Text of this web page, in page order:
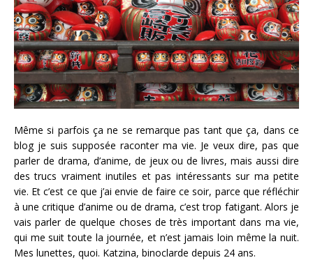
Même si parfois ça ne se remarque pas tant que ça, dans ce
blog je suis supposée raconter ma vie. Je veux dire, pas que
parler de drama, d’anime, de jeux ou de livres, mais aussi dire
des trucs vraiment inutiles et pas intéressants sur ma petite
vie. Et c’est ce que j’ai envie de faire ce soir, parce que réfléchir
à une critique d’anime ou de drama, c’est trop fatigant. Alors je
vais parler de quelque choses de très important dans ma vie,
qui me suit toute la journée, et n’est jamais loin même la nuit.
Mes lunettes, quoi. Katzina, binoclarde depuis 24 ans.